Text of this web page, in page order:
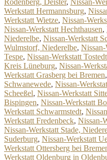
Rodenberg, Deister, Nissan-
Werkstatt Hermannsburg,
Werkstatt Wietze, Nissan-
Nissan-Werkstatt Hechthausen,
Niederelbe, Nissan-Werkstatt
Wulmstorf, Niederelbe,
Tespe, Nissan-Werkstatt Tostedt
Kreis Lüneburg, Nissan-
Werkstatt Grasberg bei Bremen,
Schwanewede, Nissan-
Scheeßel, Nissan-Werkstatt
Bispingen, Nissan-Werkstatt
Werkstatt Schwarmstedt,
Werkstatt Fredenbeck, Nissan-
Nissan-Werkstatt Stade,
Suderburg, Nissan-Werkstatt
Werkstatt Ottersberg bei
Werkstatt Oldenburg in